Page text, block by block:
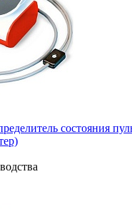
состояния